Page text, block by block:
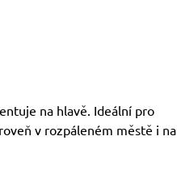
na hlavě. Ideální pro
v rozpáleném městě i na